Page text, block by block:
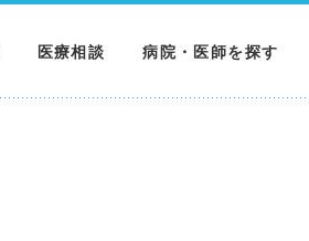
医療相談 病院・医師を探す